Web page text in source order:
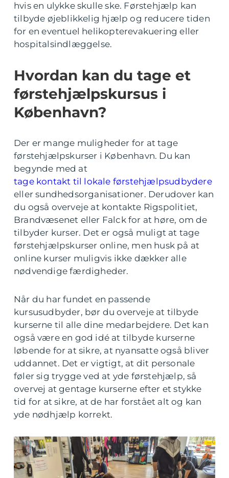
hvis en ulykke skulle ske. Førstehjælp kan
tilbyde øjeblikkelig hjælp og reducere tiden
for en eventuel helikopterevakuering eller
hospitalsindlæggelse.
Hvordan kan du tage et
førstehjælpskursus i
København?
Der er mange muligheder for at tage
førstehjælpskurser i København. Du kan
begynde med at
tage kontakt til lokale førstehjælpsudbydere
eller sundhedsorganisationer. Derudover kan
du også overveje at kontakte Rigspolitiet,
Brandvæsenet eller Falck for at høre, om de
tilbyder kurser. Det er også muligt at tage
førstehjælpskurser online, men husk på at
online kurser muligvis ikke dækker alle
nødvendige færdigheder.
Når du har fundet en passende
kursusudbyder, bør du overveje at tilbyde
kurserne til alle dine medarbejdere. Det kan
også være en god idé at tilbyde kurserne
løbende for at sikre, at nyansatte også bliver
uddannet. Det er vigtigt, at dit personale
føler sig trygge ved at yde førstehjælp, så
overvej at gentage kurserne efter et stykke
tid for at sikre, at de har forstået alt og kan
yde nødhjælp korrekt.